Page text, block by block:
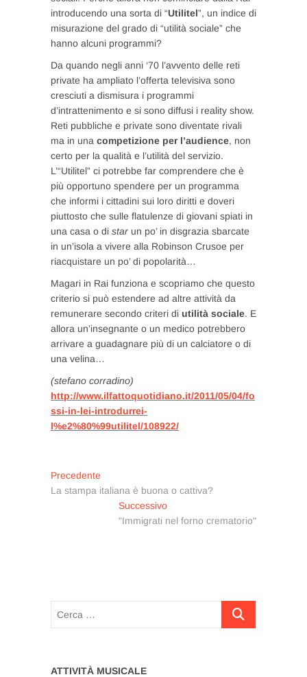
introducendo una sorta di “Utilitel”, un indice di
misurazione del grado di “utilità sociale” che
hanno alcuni programmi?
Da quando negli anni ‘70 l’avvento delle reti
private ha ampliato l’offerta televisiva sono
cresciuti a dismisura i programmi
d’intrattenimento e si sono diffusi i reality show.
Reti pubbliche e private sono diventate rivali
ma in una competizione per l’audience, non
certo per la qualità e l’utilità del servizio.
L’“Utilitel” ci potrebbe far comprendere che è
più opportuno spendere per un programma
che informi i cittadini sui loro diritti e doveri
piuttosto che sulle flatulenze di giovani spiati in
una casa o di star un po’ in disgrazia sbarcate
in un’isola a vivere alla Robinson Crusoe per
riacquistare un po’ di popolarità…
Magari in Rai funziona e scopriamo che questo
criterio si può estendere ad altre attività da
remunerare secondo criteri di utilità sociale. E
allora un’insegnante o un medico potrebbero
arrivare a guadagnare più di un calciatore o di
una velina…
(stefano corradino)
http://www.ilfattoquotidiano.it/2011/05/04/fo
ssi-in-lei-introdurrei-
l%e2%80%99utilitel/108922/
Navigazione
articoli
Precedente
precedente:
La stampa italiana è buona o cattiva?
SuccessivoArticolo
successivo:
"Immigrati nel forno crematorio"
Cerca
ATTIVITÀ MUSICALE